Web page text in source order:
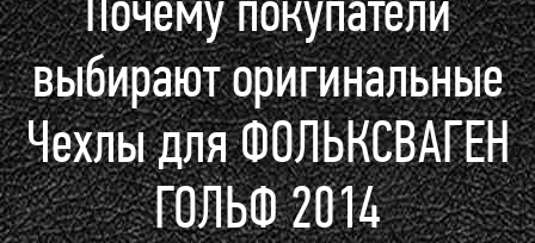
выбирают оригинальные
Чехлы для ФОЛЬКСВАГЕН
ГОЛЬФ 2014